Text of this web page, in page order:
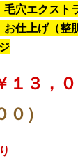
穴エクスト
仕上げ（整
１３，
０）